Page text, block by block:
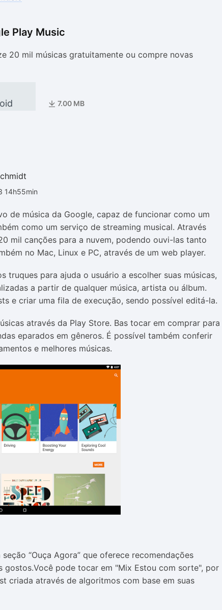
Play Music
20 mil músicas gratuitamente ou compre novas
7.00 MB
14h55min
de música da Google, capaz de funcionar como um
como um serviço de streaming musical. Através
mil canções para a nuvem, podendo ouvi-las tanto
no Mac, Linux e PC, através de um web player.
truques para ajuda o usuário a escolher suas músicas,
a partir de qualquer música, artista ou álbum.
e criar uma fila de execução, sendo possível editá-la.
através da Play Store. Bas tocar em comprar para
eparados em gêneros. É possível também conferir
e melhores músicas.
“Ouça Agora” que oferece recomendações
gostos.Você pode tocar em "Mix Estou com sorte", por
criada através de algoritmos com base em suas